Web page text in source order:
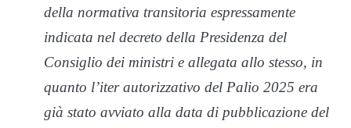
della normativa transitoria espressamente
indicata nel decreto della Presidenza del
Consiglio dei ministri e allegata allo stesso, in
quanto l’iter autorizzativo del Palio 2025 era
già stato avviato alla data di pubblicazione del